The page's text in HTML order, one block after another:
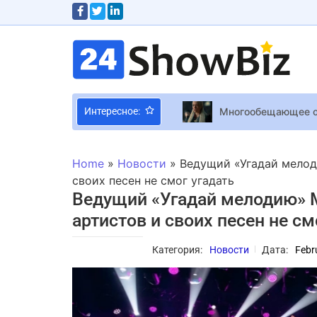
Интересное:
Boundary
Embark
Названа причина
Звезда “Top
Андраде в День
Все способности
Warframe
Home » Новости » Ведущий «Угадай
своих песен не смог угадать
Ведущий «Угадай мелодию»
артистов и своих песен не
Категория: Новости Дата: